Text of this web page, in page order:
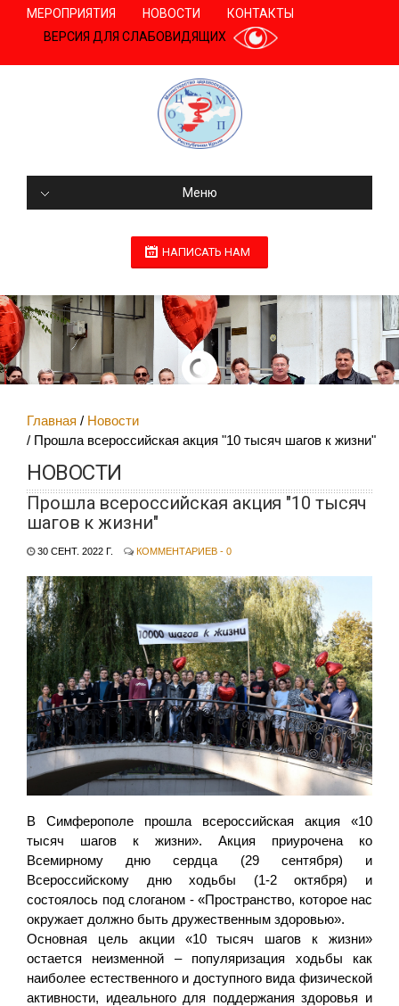
МЕРОПРИЯТИЯ НОВОСТИ
КОНТАКТЫ
ВЕРСИЯ ДЛЯ СЛАБОВИДЯЩИХ
Меню
НАПИСАТЬ НАМ
Главная
Новости
Прошла всероссийская акция "10 тысяч шагов к жизни"
НОВОСТИ
Прошла всероссийская акция "10 тысяч
шагов к жизни"
30 СЕНТ. 2022 Г. КОММЕНТАРИЕВ - 0
В Симферополе прошла всероссийская акция «10
тысяч шагов к жизни». Акция приурочена ко
Всемирному дню сердца (29 сентября) и
Всероссийскому дню ходьбы (1-2 октября) и
состоялось под слоганом - «Пространство, которое нас
окружает должно быть дружественным здоровью».
Основная цель акции «10 тысяч шагов к жизни»
остается неизменной – популяризация ходьбы как
наиболее естественного и доступного вида физической
активности, идеального для поддержания здоровья и